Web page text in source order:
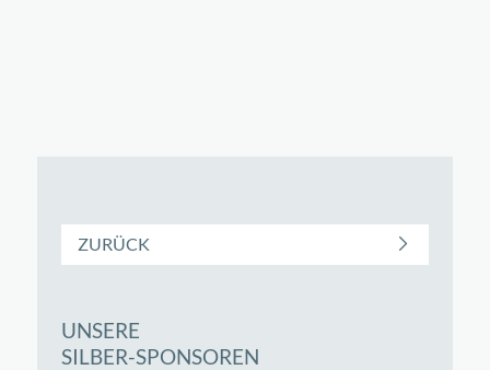
ZURÜCK
UNSERE
SILBER-SPONSOREN